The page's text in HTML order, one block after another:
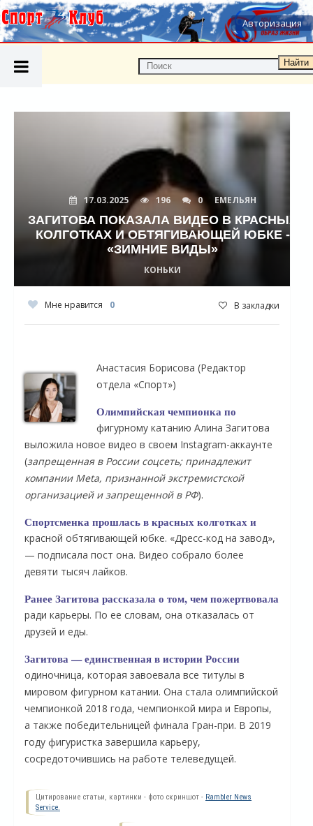
Авторизация
Найти
17.03.2025 196 0 ЕМЕЛЬЯН
ЗАГИТОВА ПОКАЗАЛА ВИДЕО В КРАСНЫХ
КОЛГОТКАХ И ОБТЯГИВАЮЩЕЙ ЮБКЕ -
«ЗИМНИЕ ВИДЫ»
КОНЬКИ
Мне нравится 0 В закладки
Анастасия Борисова (Редактор
отдела «Спорт»)
Олимпийская чемпионка по
фигурному катанию Алина Загитова
выложила новое видео в своем Instagram-аккаунте
(запрещенная в России соцсеть; принадлежит
компании Meta, признанной экстремистской
организацией и запрещенной в РФ).
Спортсменка прошлась в красных колготках и
красной обтягивающей юбке. «Дресс-код на завод»,
— подписала пост она. Видео собрало более
девяти тысяч лайков.
Ранее Загитова рассказала о том, чем пожертвовала
ради карьеры. По ее словам, она отказалась от
друзей и еды.
Загитова — единственная в истории России
одиночница, которая завоевала все титулы в
мировом фигурном катании. Она стала олимпийской
чемпионкой 2018 года, чемпионкой мира и Европы,
а также победительницей финала Гран-при. В 2019
году фигуристка завершила карьеру,
сосредоточившись на работе телеведущей.
Цитирование статьи, картинки - фото скриншот - Rambler News
Service.